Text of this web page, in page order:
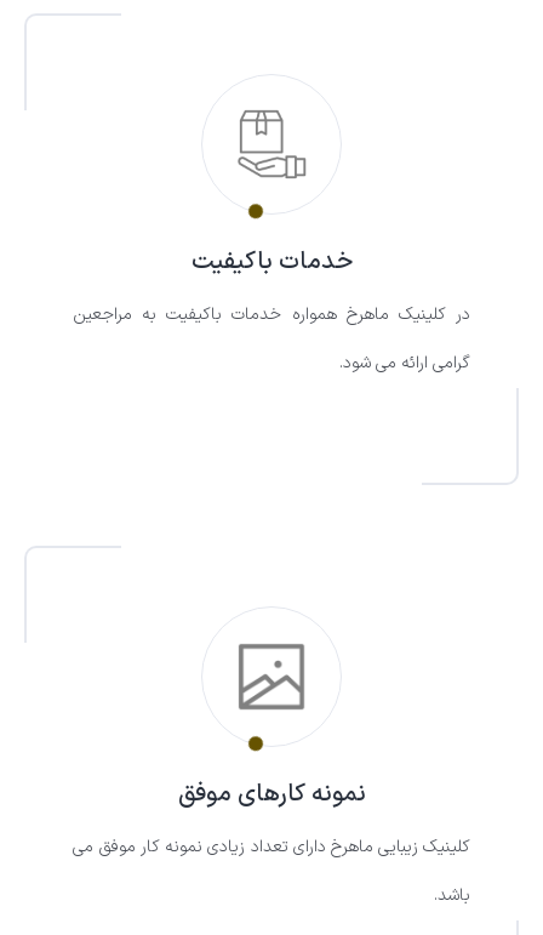
خدمات باکیفیت
در کلینیک ماهرخ همواره خدمات باکیفیت به مراجعین
گرامی ارائه می شود.
نمونه کارهای موفق
کلینیک زیبایی ماهرخ دارای تعداد زیادی نمونه کار موفق می
باشد.